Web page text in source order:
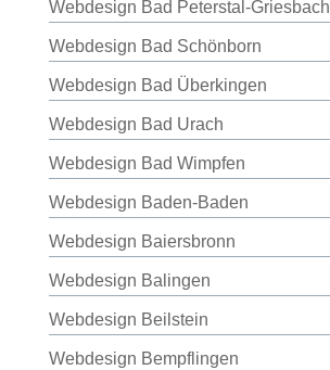
Webdesign Bad Peterstal-Griesbach
Webdesign Bad Schönborn
Webdesign Bad Überkingen
Webdesign Bad Urach
Webdesign Bad Wimpfen
Webdesign Baden-Baden
Webdesign Baiersbronn
Webdesign Balingen
Webdesign Beilstein
Webdesign Bempflingen